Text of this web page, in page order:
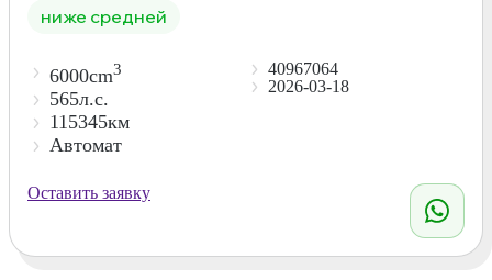
ниже средней
6000cm3
565л.с.
115345км
Автомат
40967064
2026-03-18
Оставить заявку